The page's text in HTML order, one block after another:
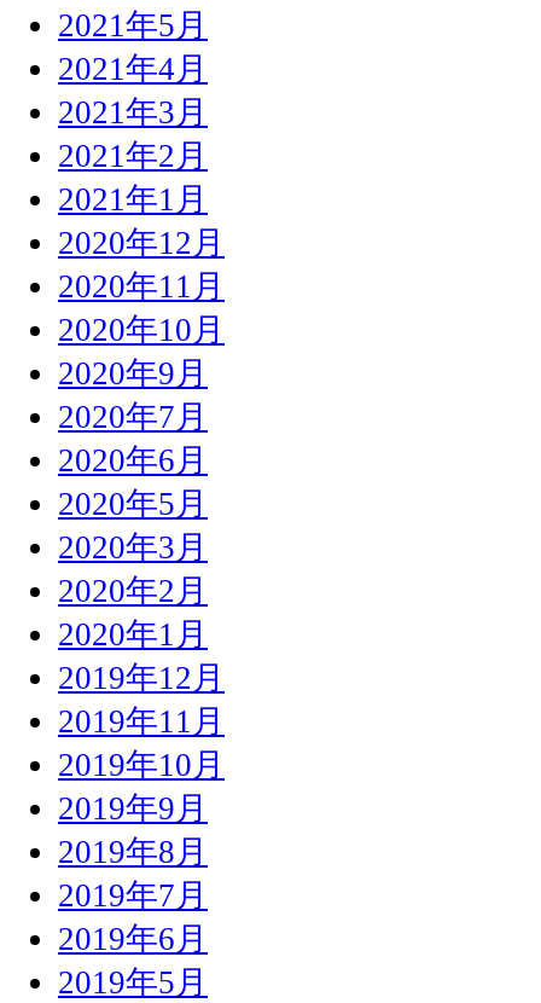
2021年5月
2021年4月
2021年3月
2021年2月
2021年1月
2020年12月
2020年11月
2020年10月
2020年9月
2020年7月
2020年6月
2020年5月
2020年3月
2020年2月
2020年1月
2019年12月
2019年11月
2019年10月
2019年9月
2019年8月
2019年7月
2019年6月
2019年5月